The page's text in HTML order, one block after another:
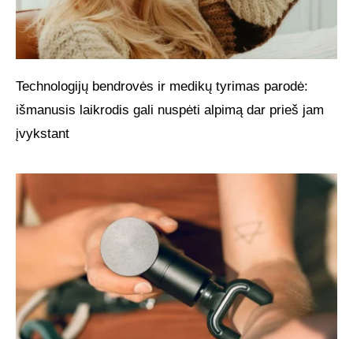
Technologijų bendrovės ir medikų tyrimas parodė:
išmanusis laikrodis gali nuspėti alpimą dar prieš jam
įvykstant